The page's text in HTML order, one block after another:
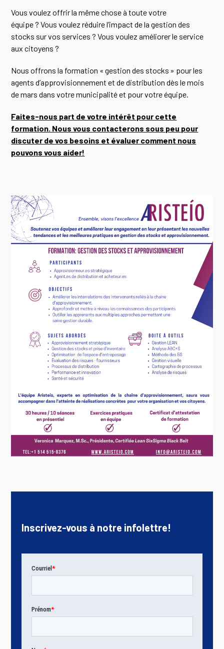
Vous voulez offrir la même chose à toute votre
équipe ?Vous voulez réduire l’impact de la gestion des
stocks sur vos services ? Vous voulez améliorer le service
aux citoyens ?
Nous offrons la formation « gestion des stocks » pour les
agents d’approvisionnement et de distribution dès le mois
de mars dans votre municipalité et pour votre équipe.
Faites-nous part de votre intérêt pour cette
formation. Nous vous contacterons sous peu pour
discuter de vos besoins et évaluer comment nous
pouvons vous aider!
Inscrivez-vous à notre infolettre!